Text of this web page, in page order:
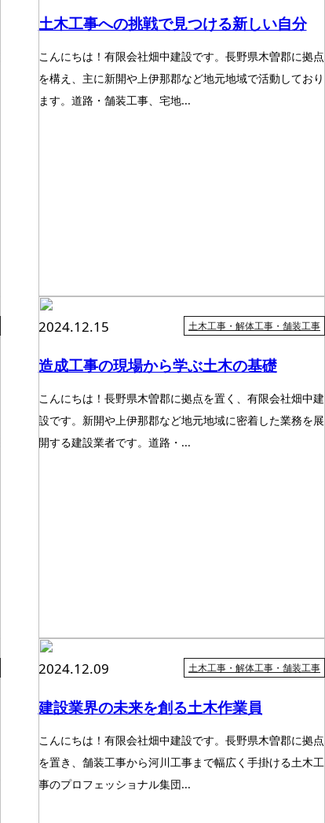
土木工事への挑戦で見つける新しい自分
こんにちは！有限会社畑中建設です。長野県木曽郡に拠点
を構え、主に新開や上伊那郡など地元地域で活動しており
ます。道路・舗装工事、宅地...
2024.12.15 土木工事・解体工事・舗装工事
造成工事の現場から学ぶ土木の基礎
こんにちは！長野県木曽郡に拠点を置く、有限会社畑中建
設です。新開や上伊那郡など地元地域に密着した業務を展
開する建設業者です。道路・...
2024.12.09 土木工事・解体工事・舗装工事
建設業界の未来を創る土木作業員
こんにちは！有限会社畑中建設です。長野県木曽郡に拠点
を置き、舗装工事から河川工事まで幅広く手掛ける土木工
事のプロフェッショナル集団...